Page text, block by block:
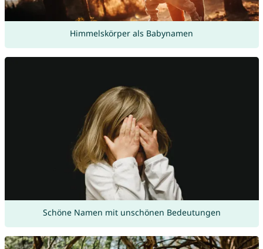
Himmelskörper als Babynamen
Schöne Namen mit unschönen Bedeutungen